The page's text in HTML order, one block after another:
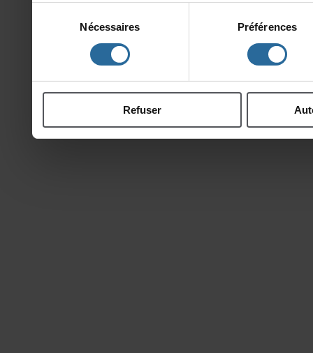
consentement
Nécessaires Préférences
Refuser